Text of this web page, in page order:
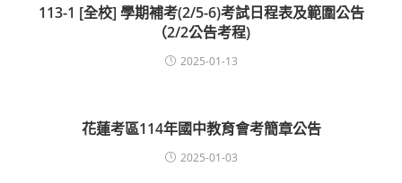
113-1 [全校] 學期補考(2/5-6)考試日程表及範圍公告
（2/2公告考程)
2025-01-13
花蓮考區114年國中教育會考簡章公告
2025-01-03